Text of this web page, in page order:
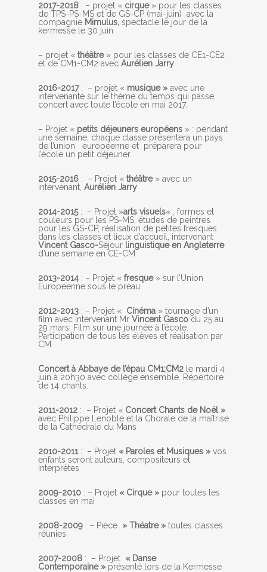
2017-2018 : – projet « cirque» pour les classes
de TPS-PS-MS et de GS-CP (mai-juin) avec la
compagnie Mimulus, spectacle le jour de la
kermesse le 30 juin
– projet « théâtre» pour les classes de CE1-CE2
et de CM1-CM2 avec Aurélien Jarry
2016-2017: – projet « musique » avec une
intervenante sur le thème du temps qui passe,
concert avec toute l’école en mai 2017.
– Projet « petits déjeuners européens » : pendant
une semaine, chaque classe présentera un pays
de l’union européenne et préparera pour
l’école un petit déjeuner.
2015-2016 : – Projet « théâtre» avec un
intervenant, Aurélien Jarry
2014-2015: – Projet »arts visuels« , formes et
couleurs pour les PS-MS, études de peintres
pour les GS-CP, réalisation de petites fresques
dans les classes et lieux d’accueil, intervenant
Vincent Gasco-Séjour linguistique en Angleterre
d’une semaine en CE-CM
2013-2014 : – Projet « fresque» sur l’Union
Européenne sous le préau
2012-2013 : – Projet « Cinéma » tournage d’un
film avec intervenant Mr Vincent Gasco du 25 au
29 mars. Film sur une journée à l’école.
Participation de tous les élèves et réalisation par
CM.
Concert à Abbaye de l’épau CM1;CM2 le mardi 4
juin à 20h30 avec collège ensemble. Répertoire
de 14 chants.
2011-2012 : – Projet « Concert Chants de Noël »
avec Philippe Lenoble et la Chorale de la maîtrise
de la Cathédrale du Mans
2010-2011: – Projet « Paroles et Musiques » vos
enfants seront auteurs, compositeurs et
interprètes
2009-2010 : – Projet « Cirque » pour toutes les
classes en mai
2008-2009 : – Pièce » Théatre » toutes classes
réunies
2007-2008 : – Projet « Danse
Contemporaine » présenté lors de la Kermesse